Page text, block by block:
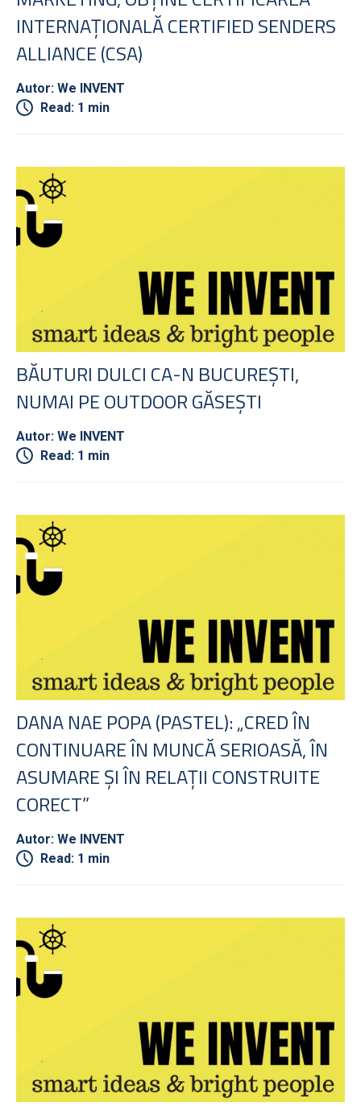
INTERNAȚIONALĂ CERTIFIED SENDERS
ALLIANCE (CSA)
Autor: We INVENT
Read: 1 min
BĂUTURI DULCI CA-N BUCUREȘTI,
NUMAI PE OUTDOOR GĂSEȘTI
Autor: We INVENT
Read: 1 min
DANA NAE POPA (PASTEL): „CRED ÎN
CONTINUARE ÎN MUNCĂ SERIOASĂ, ÎN
ASUMARE ȘI ÎN RELAȚII CONSTRUITE
CORECT”
Autor: We INVENT
Read: 1 min